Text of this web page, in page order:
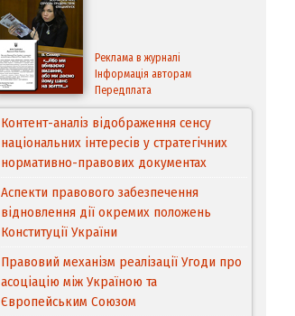
Реклама в журналі
Інформація авторам
Передплата
Контент-аналіз відображення сенсу
національних інтересів у стратегічних
нормативно-правових документах
Аспекти правового забезпечення
відновлення дії окремих положень
Конституції України
Правовий механізм реалізації Угоди про
асоціацію між Україною та
Європейським Cоюзом